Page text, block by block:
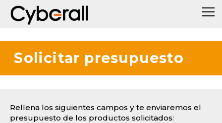
Solicitar presupuesto
Rellena los siguientes campos y te enviaremos el
presupuesto de los productos solicitados: